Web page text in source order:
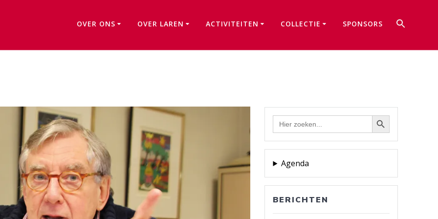
OVER ONS OVER LAREN ACTIVITEITEN COLLECTIE SPONSORS
Zoek
naar:
Zoekknop
Agenda
BERICHTEN